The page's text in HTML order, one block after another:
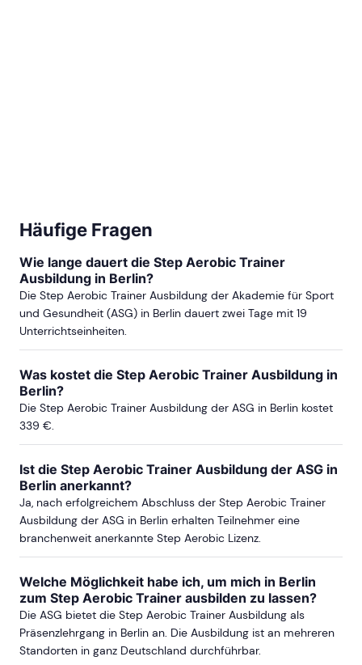
Häufige Fragen
Wie lange dauert die Step Aerobic Trainer
Ausbildung in Berlin?
Die Step Aerobic Trainer Ausbildung der Akademie für Sport
und Gesundheit (ASG) in Berlin dauert zwei Tage mit 19
Unterrichtseinheiten.
Was kostet die Step Aerobic Trainer Ausbildung in
Berlin?
Die Step Aerobic Trainer Ausbildung der ASG in Berlin kostet
339 €.
Ist die Step Aerobic Trainer Ausbildung der ASG in
Berlin anerkannt?
Ja, nach erfolgreichem Abschluss der Step Aerobic Trainer
Ausbildung der ASG in Berlin erhalten Teilnehmer eine
branchenweit anerkannte Step Aerobic Lizenz.
Welche Möglichkeit habe ich, um mich in Berlin
zum Step Aerobic Trainer ausbilden zu lassen?
Die ASG bietet die Step Aerobic Trainer Ausbildung als
Präsenzlehrgang in Berlin an. Die Ausbildung ist an mehreren
Standorten in ganz Deutschland durchführbar.